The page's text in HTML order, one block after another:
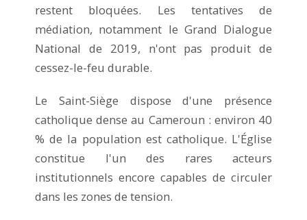
restent bloquées. Les tentatives de
médiation, notamment le Grand Dialogue
National de 2019, n'ont pas produit de
cessez-le-feu durable.
Le Saint-Siège dispose d'une présence
catholique dense au Cameroun : environ 40
% de la population est catholique. L'Église
constitue l'un des rares acteurs
institutionnels encore capables de circuler
dans les zones de tension.